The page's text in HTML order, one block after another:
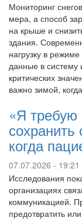
Мониторинг
мера, а способ
на крыше и
здания.
нагрузку в
данные в систему
критических
важно зимой,
«Я требую
сохранить
когда
07.07.2026 - 19:21
Исследования
организациях
коммуникацией.
предотвратить